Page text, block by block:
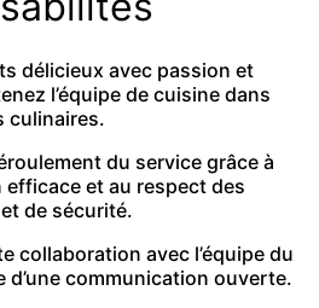
délicieux avec passion et
l’équipe de cuisine dans
culinaires.
du service grâce à
et au respect des
de sécurité.
collaboration avec l’équipe du
d’une communication ouverte.